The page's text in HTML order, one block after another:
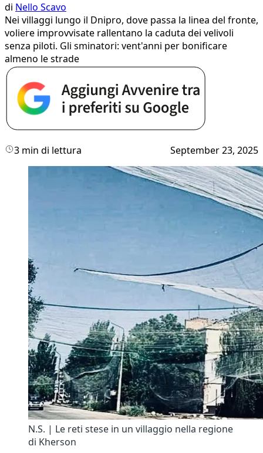
di Nello Scavo
Nei villaggi lungo il Dnipro, dove passa la linea del fronte,
voliere improvvisate rallentano la caduta dei velivoli
senza piloti. Gli sminatori: vent'anni per bonificare
almeno le strade
3 min di lettura September 23, 2025
N.S. | Le reti stese in un villaggio nella regione
di Kherson